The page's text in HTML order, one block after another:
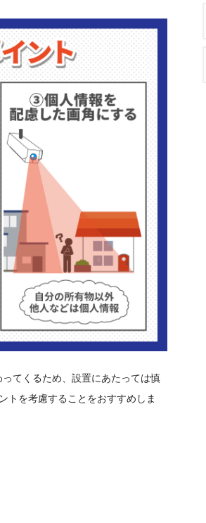
てくるため、設置にあたっては慎
トを考慮することをおすすめしま